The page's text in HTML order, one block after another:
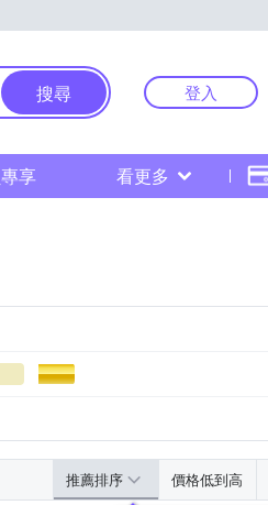
搜尋 登入
享 看更多
推薦排序 價格低到高